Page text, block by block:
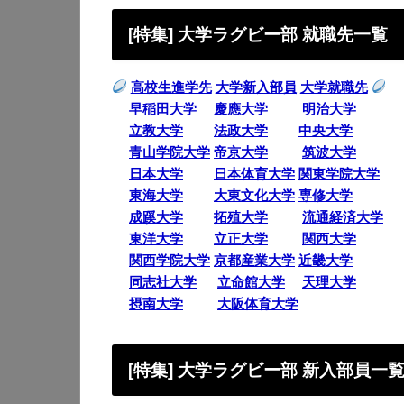
[特集] 大学ラグビー部 就職先一覧
高校生進学先 大学新入部員 大学就職先
早稲田大学
慶應大学
明治大学
立教大学
法政大学
中央大学
青山学院大学 帝京大学
筑波大学
日本大学
日本体育大学 関東学院大学
東海大学
大東文化大学 専修大学
成蹊大学
拓殖大学
流通経済大学
東洋大学
立正大学
関西大学
関西学院大学 京都産業大学 近畿大学
同志社大学
立命館大学
天理大学
摂南大学
大阪体育大学
[特集] 大学ラグビー部 新入部員一